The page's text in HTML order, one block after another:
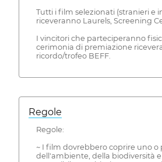
Tutti i film selezionati (stranieri e
riceveranno Laurels, Screening
I vincitori che parteciperanno
cerimonia di premiazione
ricordo/trofeo BEFF.
Regole
Regole:
~ I film dovrebbero coprire uno o
dell'ambiente, della biodiversità